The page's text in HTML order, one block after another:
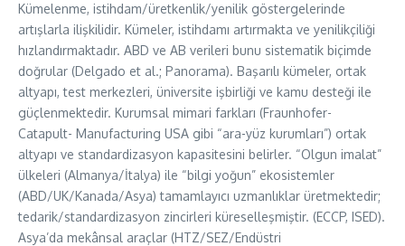
Kümelenme, istihdam/üretkenlik/yenilik göstergelerinde
artışlarla ilişkilidir. Kümeler, istihdamı artırmakta ve yenilikçiliği
hızlandırmaktadır. ABD ve AB verileri bunu sistematik biçimde
doğrular (Delgado et al.; Panorama). Başarılı kümeler, ortak
altyapı, test merkezleri, üniversite işbirliği ve kamu desteği ile
güçlenmektedir. Kurumsal mimari farkları (Fraunhofer-
Catapult- Manufacturing USA gibi “ara-yüz kurumları”) ortak
altyapı ve standardizasyon kapasitesini belirler. “Olgun imalat”
ülkeleri (Almanya/İtalya) ile “bilgi yoğun” ekosistemler
(ABD/UK/Kanada/Asya) tamamlayıcı uzmanlıklar üretmektedir;
tedarik/standardizasyon zincirleri küreselleşmiştir. (ECCP, ISED).
Asya’da mekânsal araçlar (HTZ/SEZ/Endüstri